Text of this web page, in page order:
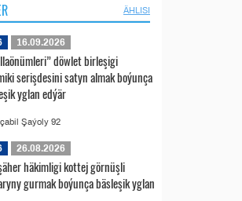
ÄHLISI
16.09.2026
döwlet birleşigi
serişdesini satyn almak boýunça
yglan edýär
Şaýoly 92
26.08.2026
häkimligi kottej görnüşli
gurmak boýunça bäsleşik yglan